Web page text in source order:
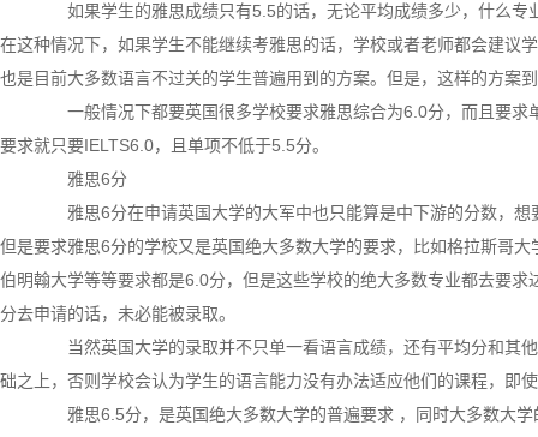
如果学生的雅思成绩只有5.5的话，无论平均成绩多少，什么专
在这种情况下，如果学生不能继续考雅思的话，学校或者老师都会建议
也是目前大多数语言不过关的学生普遍用到的方案。但是，这样的方案
一般情况下都要英国很多学校要求雅思综合为6.0分，而且要求
要求就只要IELTS6.0，且单项不低于5.5分。
雅思6分
雅思6分在申请英国大学的大军中也只能算是中下游的分数，想
但是要求雅思6分的学校又是英国绝大多数大学的要求，比如格拉斯哥
伯明翰大学等等要求都是6.0分，但是这些学校的绝大多数专业都去要
分去申请的话，未必能被录取。
当然英国大学的录取并不只单一看语言成绩，还有平均分和其
础之上，否则学校会认为学生的语言能力没有办法适应他们的课程，即
雅思6.5分，是英国绝大多数大学的普遍要求 ，同时大多数大学